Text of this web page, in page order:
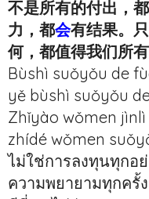
不是所有的付出，都
力，都会有结果。
何，都值得我们所有
Bùshì suǒyǒu de
yě bùshì suǒyǒu
Zhǐyào wǒmen
zhídé wǒmen
ไม่ใช่การลงทุนทุกอ
ความพยายามทุกครั้